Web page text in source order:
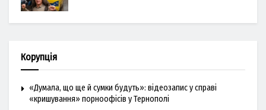
Корупція
«Думала, що ще й сумки будуть»: відеозапис у справі
«кришування» порноофісів у Тернополі